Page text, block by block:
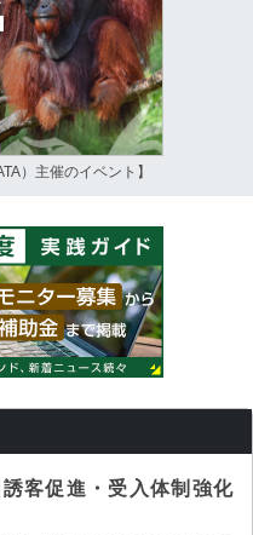
）主催のイベント】
客促進・受入体制強化